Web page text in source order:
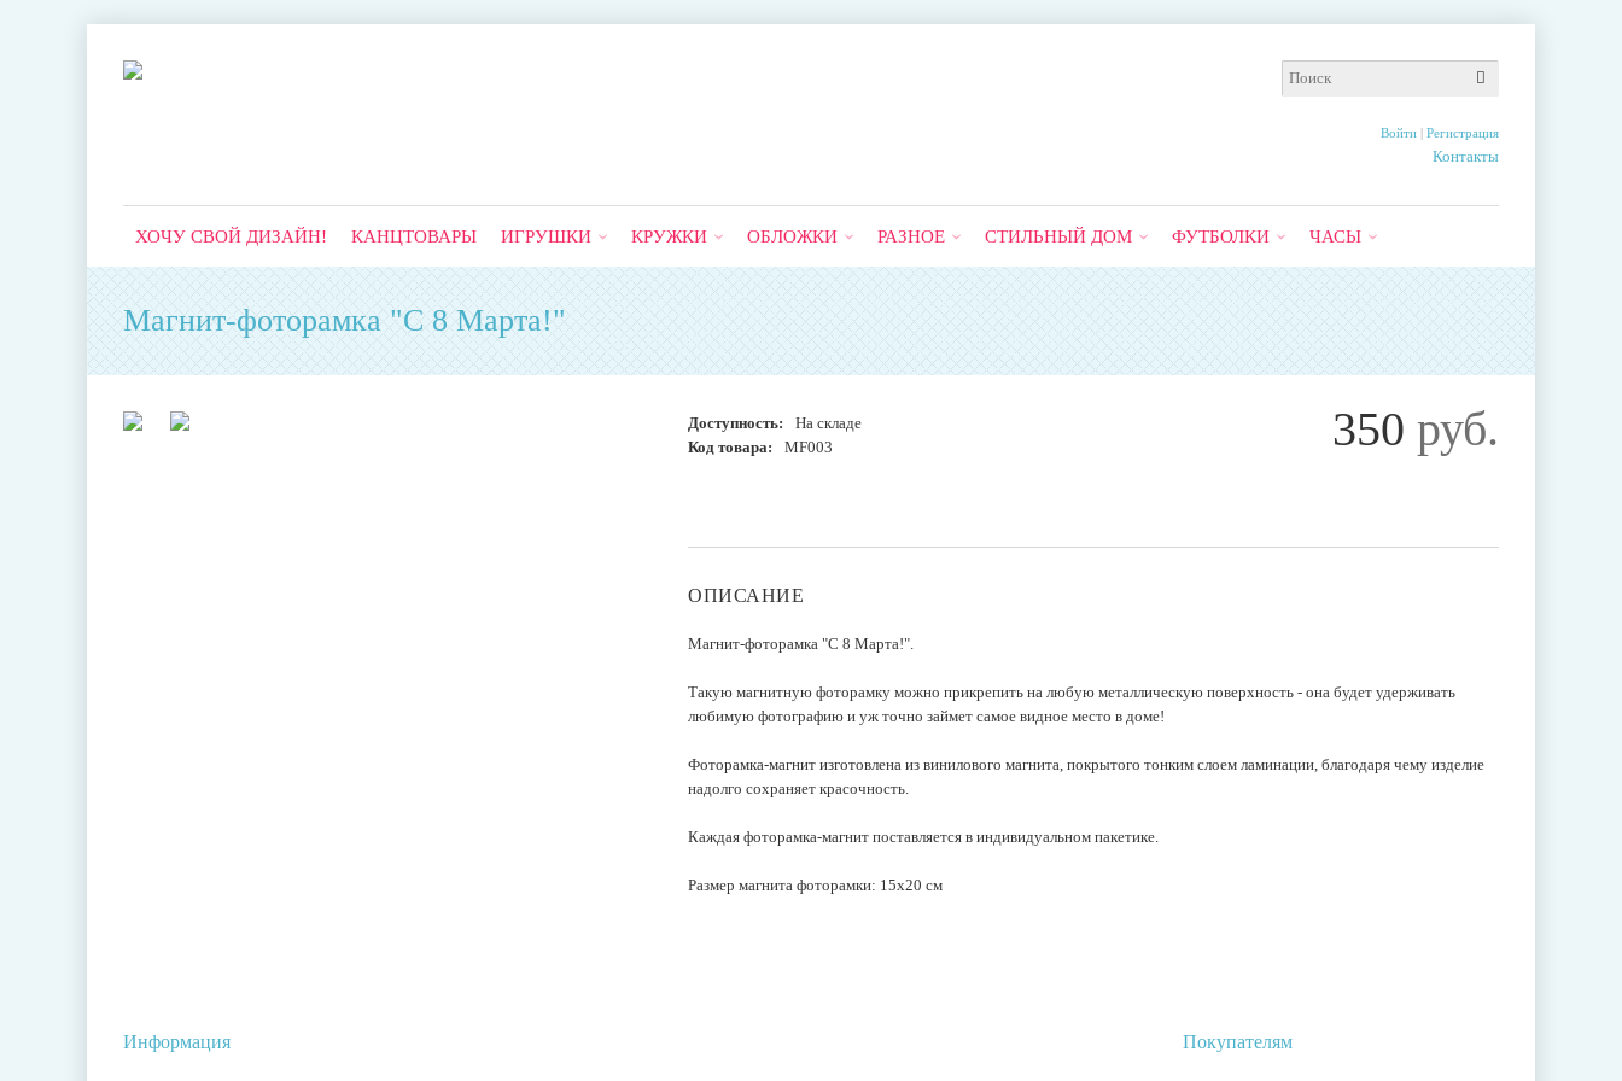
Войти| Регистрация
Контакты
ХОЧУ СВОЙ ДИЗАЙН! КАНЦТОВАРЫ ИГРУШКИ КРУЖКИ ОБЛОЖКИ РАЗНОЕ СТИЛЬНЫЙ ДОМ ФУТБОЛКИ ЧАСЫ
Магнит-фоторамка "С 8 Марта!"
350 руб.
Доступность:
На складе
Код товара:
MF003
ОПИСАНИЕ
Магнит-фоторамка "С 8 Марта!".
Такую магнитную фоторамку можно прикрепить на любую металлическую поверхность - она будет удерживать
любимую фотографию и уж точно займет самое видное место в доме!
Фоторамка-магнит изготовлена из винилового магнита, покрытого тонким слоем ламинации, благодаря чему изделие
надолго сохраняет красочность.
Каждая фоторамка-магнит поставляется в индивидуальном пакетике.
Размер магнита фоторамки: 15х20 см
Информация Покупателям